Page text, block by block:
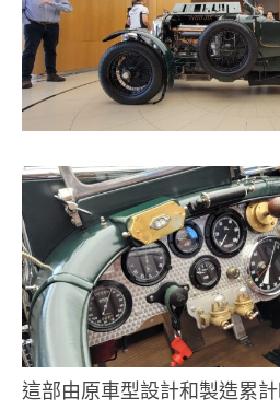
這部由原車型設計和製造累